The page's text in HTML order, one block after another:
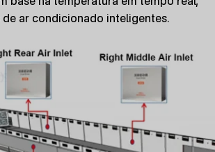
ar condicionado inteligentes.